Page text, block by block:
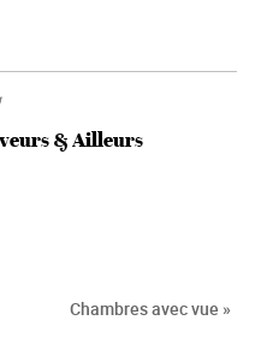
& Ailleurs
Chambres avec vue »